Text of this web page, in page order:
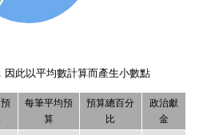
因此以平均數計算而產生小數點
每筆平均預
算
預算總百分
比
政治獻
金